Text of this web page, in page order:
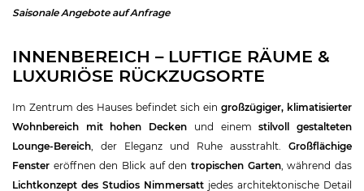
Saisonale Angebote auf Anfrage
INNENBEREICH – LUFTIGE RÄUME &
LUXURIÖSE RÜCKZUGSORTE
Im Zentrum des Hauses befindet sich ein großzügiger, klimatisierter
Wohnbereich mit hohen Decken und einemstilvoll gestalteten
Lounge-Bereich , der Eleganz und Ruhe ausstrahlt. Großflächige
Fenster eröffnen den Blick auf den tropischen Garten, während das
Lichtkonzept des Studios Nimmersatt jedes architektonische Detail